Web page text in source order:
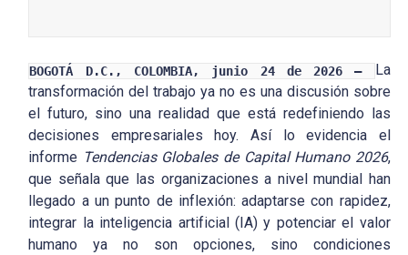
BOGOTÁ D.C., COLOMBIA, junio 24 de 2026 –
La
transformación del trabajo ya no es una discusión sobre
el futuro, sino una realidad que está redefiniendo las
decisiones empresariales hoy. Así lo evidencia el
informe Tendencias Globales de Capital Humano 2026,
que señala que las organizaciones a nivel mundial han
llegado a un punto de inflexión: adaptarse con rapidez,
integrar la inteligencia artificial (IA) y potenciar el valor
humano ya no son opciones, sino condiciones